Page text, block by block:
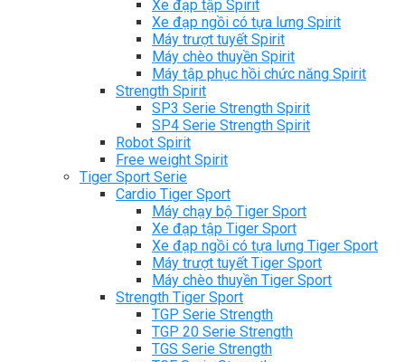
Xe đạp tập Spirit
Xe đạp ngồi có tựa lưng Spirit
Máy trượt tuyết Spirit
Máy chèo thuyền Spirit
Máy tập phục hồi chức năng Spirit
Strength Spirit
SP3 Serie Strength Spirit
SP4 Serie Strength Spirit
Robot Spirit
Free weight Spirit
Tiger Sport Serie
Cardio Tiger Sport
Máy chạy bộ Tiger Sport
Xe đạp tập Tiger Sport
Xe đạp ngồi có tựa lưng Tiger Sport
Máy trượt tuyết Tiger Sport
Máy chèo thuyền Tiger Sport
Strength Tiger Sport
TGP Serie Strength
TGP 20 Serie Strength
TGS Serie Strength